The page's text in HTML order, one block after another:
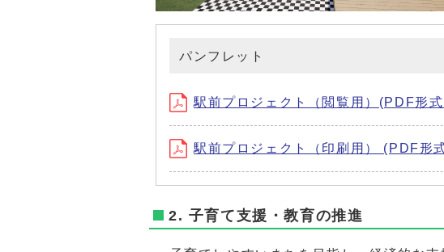
パンフレット
駅前プロジェクト（閲覧用）(PDF形
駅前プロジェクト（印刷用） (PDF形
2. 子育て支援・教育の推進